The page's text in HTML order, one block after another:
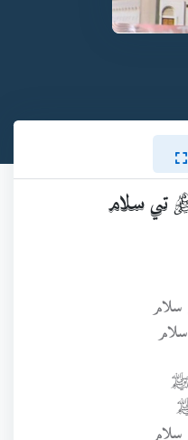
تي سلام
سلام
ﷺ
ﷺ
سلام